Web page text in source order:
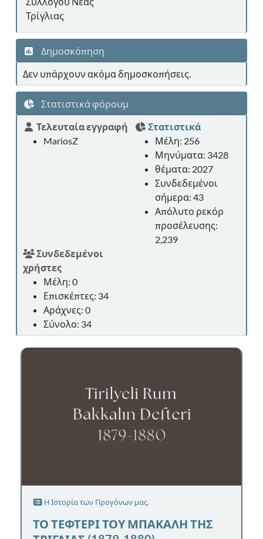
Τρίγλιας
Δημοσκόπηση
Δεν υπάρχουν ακόμα δημοσκοπήσεις.
Στατιστικά φόρουμ
Τελευταία εγγραφή
MariosZ
Στατιστικά
Μέλη: 256
Μηνύματα: 3428
θέματα: 2027
Συνδεδεμένοι
σήμερα: 43
Απόλυτο ρεκόρ
προσέλευσης:
2,239
Συνδεδεμένοι
χρήστες
Μέλη: 0
Επισκέπτες: 34
Αράχνες: 0
Σύνολο: 34
Η Ιστορία των Προγόνων μας.
ΤΟ ΤΕΦΤΕΡΙ ΤΟΥ ΜΠΑΚΑΛΗ ΤΗΣ